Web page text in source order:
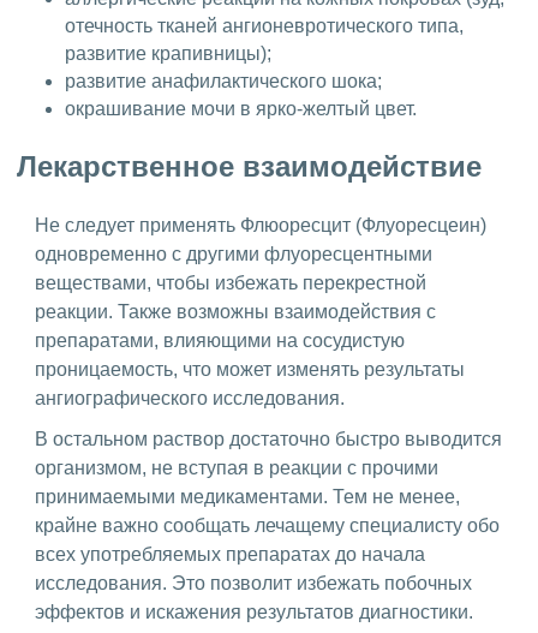
отечность тканей ангионевротического типа,
развитие крапивницы);
развитие анафилактического шока;
окрашивание мочи в ярко-желтый цвет.
Лекарственное взаимодействие
Не следует применять Флюоресцит (Флуоресцеин)
одновременно с другими флуоресцентными
веществами, чтобы избежать перекрестной
реакции. Также возможны взаимодействия с
препаратами, влияющими на сосудистую
проницаемость, что может изменять результаты
ангиографического исследования.
В остальном раствор достаточно быстро выводится
организмом, не вступая в реакции с прочими
принимаемыми медикаментами. Тем не менее,
крайне важно сообщать лечащему специалисту обо
всех употребляемых препаратах до начала
исследования. Это позволит избежать побочных
эффектов и искажения результатов диагностики.